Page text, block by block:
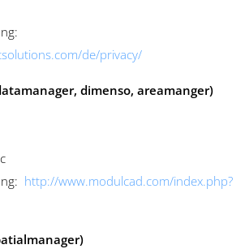
de/privacy/
dimenso, areamanger)
http://www.modulcad.com/index.php?